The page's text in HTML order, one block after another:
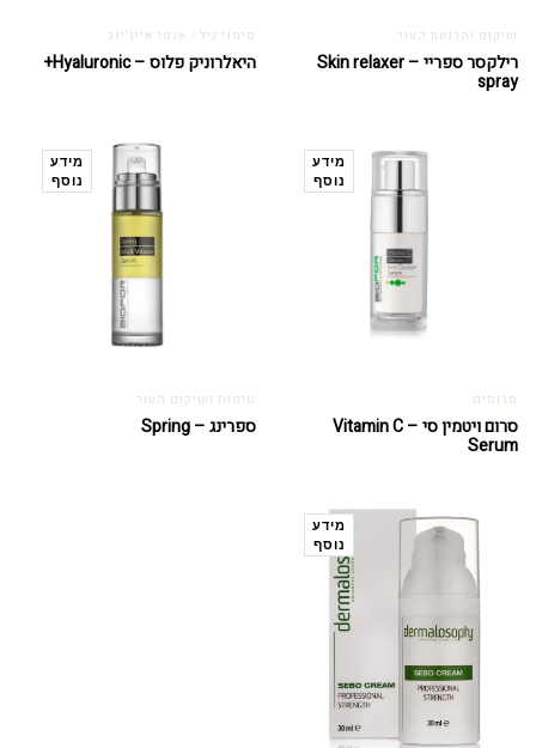
שיקום והרגעת העור
רילקסר ספריי – Skin relaxer
spray
סימני גיל - אנטי אייג'ינג
היאלרוניק פלוס – Hyaluronic+
מידע
נוסף
סרומים
סרום ויטמין סי – Vitamin C
Serum
מידע
נוסף
טיפוח ושיקום העור
ספרינג – Spring
מידע
נוסף